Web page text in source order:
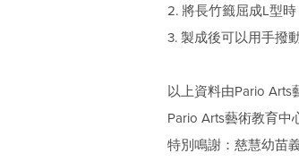
2. 將長竹籤屈成L型時
3. 製成後可以用手撥
以上資料由Pario Arts
Pario Arts藝術教育中
特別鳴謝：慈慧幼苗